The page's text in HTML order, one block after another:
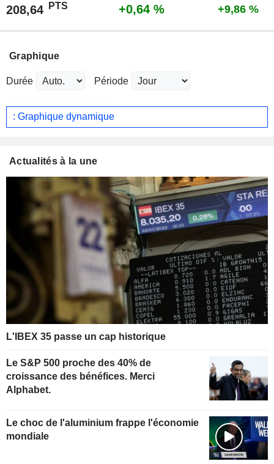
208,64 PTS +0,64 % +9,86 %
Graphique
Durée Période
: Graphique dynamique
Actualités à la une
L'IBEX 35 passe un cap historique
Le S&P 500 proche des 40% de
croissance des bénéfices. Merci
Alphabet.
Le choc de l'aluminium frappe l'économie
mondiale